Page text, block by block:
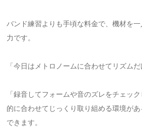
バンド練習よりも手頃な料金で、機材を
力です。
「今日はメトロノームに合わせてリズムだ
「録音してフォームや音のズレをチェッ
的に合わせてじっくり取り組める環境が
できます。